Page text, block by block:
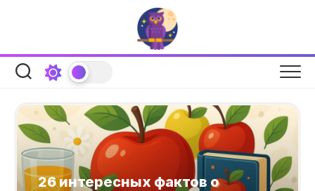
26 интересных фактов о